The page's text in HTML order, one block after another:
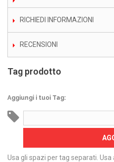
RICHIEDI INFORMAZIONI
RECENSIONI
Tag prodotto
Aggiungi i tuoi Tag:
Usa gli spazi per tag separati.